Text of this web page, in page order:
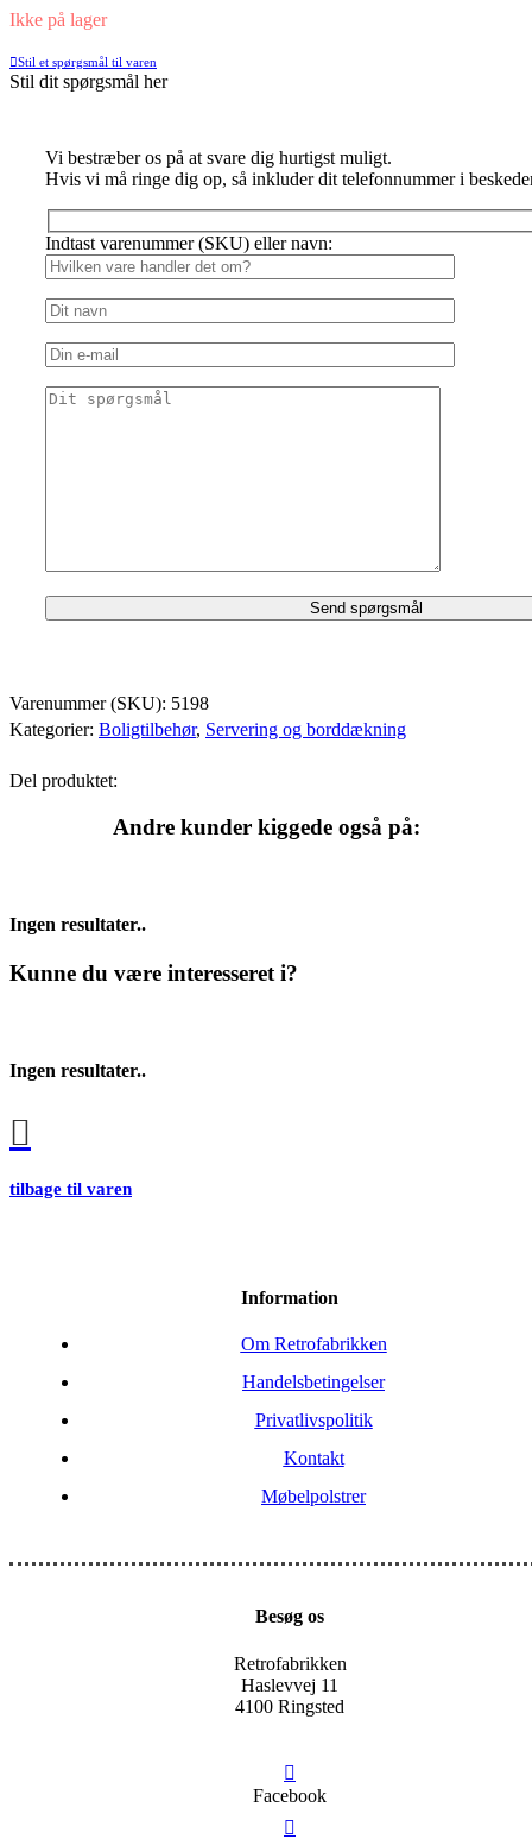
Ikke på lager
Stil et spørgsmål til varen
Stil dit spørgsmål her
Vi bestræber os på at svare dig hurtigst muligt.
Hvis vi må ringe dig op, så inkluder dit telefonnummer i
Indtast varenummer (SKU) eller navn:
Varenummer (SKU): 5198
Kategorier: Boligtilbehør, Servering og borddækning
Del produktet:
Andre kunder kiggede også på:
Ingen resultater..
Kunne du være interesseret i?
Ingen resultater..
tilbage til varen
Information
Om Retrofabrikken
Handelsbetingelser
Privatlivspolitik
Kontakt
Møbelpolstrer
Besøg os
Retrofabrikken
Haslevvej 11
4100 Ringsted
Facebook